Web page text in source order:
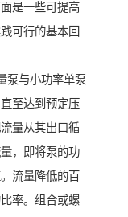
是一些可提高
可行的基本回
与小功率单泵
至达到预定压
量从其出口循
，即将泵的功
流量降低的百
率。组合或螺